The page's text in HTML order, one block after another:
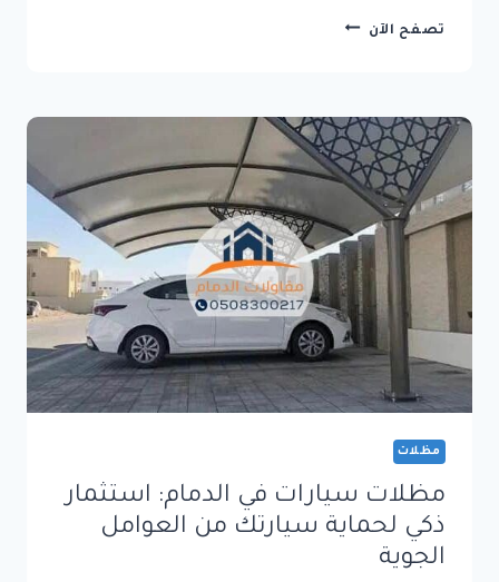
تصفح الآن تركيب
تركيب
احترافي
و
مظهر
مظلات
مظلات سيارات في الدمام: استثمار
ذكي لحماية سيارتك من العوامل
الجوية